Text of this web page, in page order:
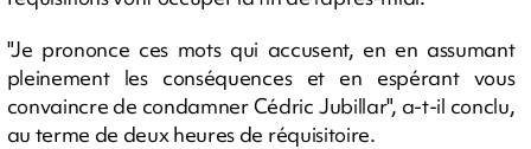
"Je prononce ces mots qui accusent, en en assumant
pleinement les conséquences et en espérant vous
convaincre de condamner Cédric Jubillar", a-t-il conclu,
au terme de deux heures de réquisitoire.